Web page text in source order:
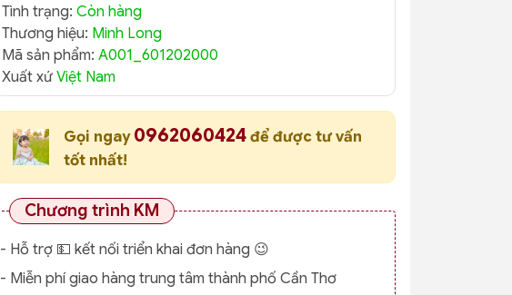
Tình trạng:Còn hàng
Thương hiệu: Minh Long
Mã sản phẩm:A001_601202000
Xuất xứViệt Nam
Gọi ngay 0962060424để được tư vấn
tốt nhất!
Chương trình KM
- Hỗ trợ 💵 kết nối triển khai đơn hàng 😉
- Miễn phí giao hàng trung tâm thành phố Cần Thơ